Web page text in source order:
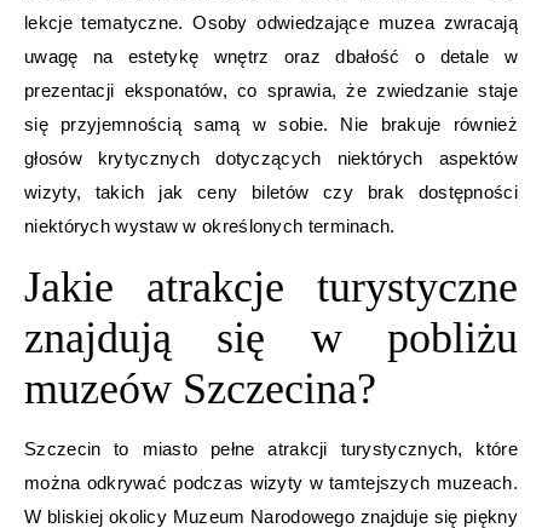
lekcje tematyczne. Osoby odwiedzające muzea zwracają
uwagę na estetykę wnętrz oraz dbałość o detale w
prezentacji eksponatów, co sprawia, że zwiedzanie staje
się przyjemnością samą w sobie. Nie brakuje również
głosów krytycznych dotyczących niektórych aspektów
wizyty, takich jak ceny biletów czy brak dostępności
niektórych wystaw w określonych terminach.
Jakie atrakcje turystyczne
znajdują się w pobliżu
muzeów Szczecina?
Szczecin to miasto pełne atrakcji turystycznych, które
można odkrywać podczas wizyty w tamtejszych muzeach.
W bliskiej okolicy Muzeum Narodowego znajduje się piękny